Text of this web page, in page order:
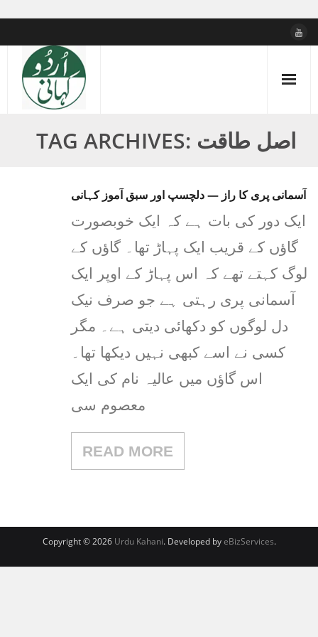
content
TAG ARCHIVES: اصل طاقت
آسمانی پری کا راز — دلچسپ اور سبق آموز کہانی
ایک دور کی بات ہے کہ ایک خوبصورت
گاؤں کے قریب ایک پہاڑ تھا۔ گاؤں کے
لوگ کہتے تھے کہ اس پہاڑ کے اوپر ایک
آسمانی پری رہتی ہے جو صرف نیک
دل لوگوں کو دکھائی دیتی ہے۔ مگر
کسی نے اسے کبھی نہیں دیکھا تھا۔
اس گاؤں میں عالیہ نام کی ایک
معصوم سی
READ MORE
Copyright © 2026 Urdu Kahani. Developed byeBizServices.